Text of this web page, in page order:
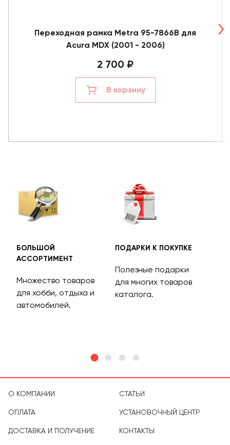
Переходная рамка Metra 95-7866B для
Acura MDX (2001 - 2006)
2 700 ₽
В корзину
БОЛЬШОЙ
АССОРТИМЕНТ
Множество товаров
для хобби, отдыха и
автомобилей.
ПОДАРКИ К ПОКУПКЕ
Полезные подарки
для многих товаров
каталога.
О КОМПАНИИ
ОПЛАТА
ДОСТАВКА И ПОЛУЧЕНИЕ
СТАТЬИ
УСТАНОВОЧНЫЙ ЦЕНТР
КОНТАКТЫ